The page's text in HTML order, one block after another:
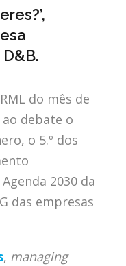
do mês de
debate o
o 5.º dos
2030 da
das empresas
, managing